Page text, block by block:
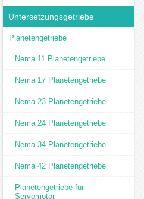
Untersetzungsgetriebe
Planetengetriebe
Nema 11 Planetengetriebe
Nema 17 Planetengetriebe
Nema 23 Planetengetriebe
Nema 24 Planetengetriebe
Nema 34 Planetengetriebe
Nema 42 Planetengetriebe
Planetengetriebe für
Servomotor